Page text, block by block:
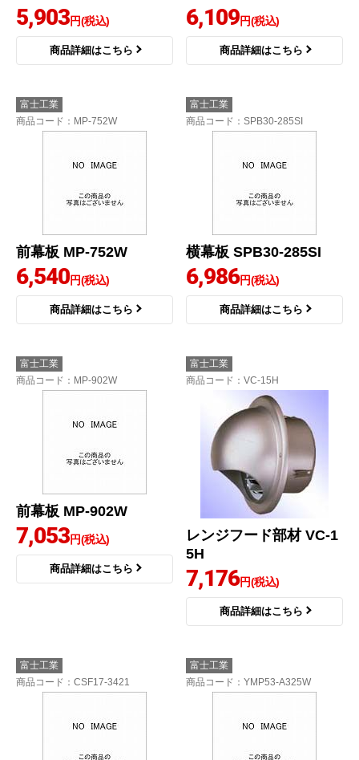
5,903円(税込)
商品詳細はこちら
6,109円(税込)
商品詳細はこちら
富士工業
商品コード ：MP-752W
前幕板 MP-752W
6,540円(税込)
商品詳細はこちら
富士工業
商品コード ：SPB30-285SI
横幕板 SPB30-285SI
6,986円(税込)
商品詳細はこちら
富士工業
商品コード ：MP-902W
前幕板 MP-902W
7,053円(税込)
商品詳細はこちら
富士工業
商品コード ：VC-15H
レンジフード部材 VC-1
5H
7,176円(税込)
商品詳細はこちら
富士工業
商品コード ：CSF17-3421
富士工業
商品コード ：YMP53-A325W